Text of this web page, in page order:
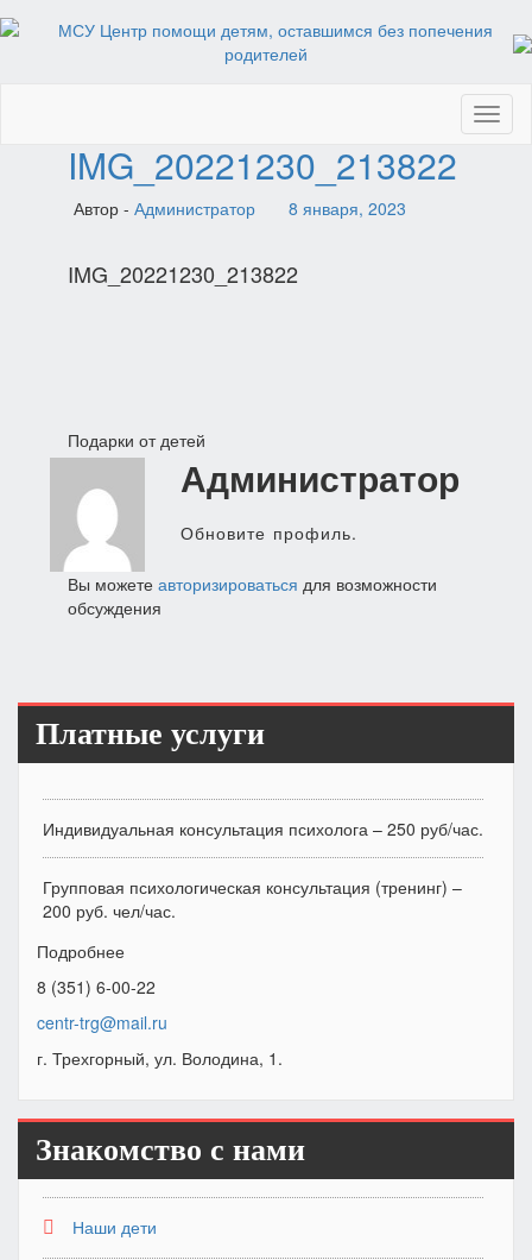
IMG_20221230_213822
Автор - Администратор 8 января, 2023
IMG_20221230_213822
Навигация
по
записям
Подарки от детей
Администратор
Обновите профиль.
Вы можете авторизироваться для возможности
обсуждения
Платные услуги
Индивидуальная консультация психолога – 250 руб/час.
Групповая психологическая консультация (тренинг) –
200 руб. чел/час.
Подробнее
8 (351) 6-00-22
centr-trg@mail.ru
г. Трехгорный, ул. Володина, 1.
Знакомство с нами
Наши дети